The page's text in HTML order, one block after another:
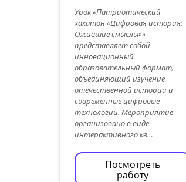
Урок «Патриотический
хакатон «Цифровая история:
Ожившие смыслы»»
представляет собой
инновационный
образовательный формат,
объединяющий изучение
отечественной истории и
современные цифровые
технологии. Мероприятие
организовано в виде
интерактивного кв…
Посмотреть
работу